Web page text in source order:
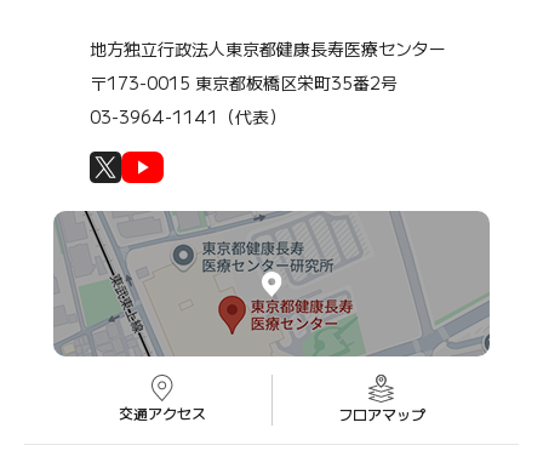
地方独立行政法人東京都健康長寿医療センター
〒173-0015 東京都板橋区栄町35番2号
03-3964-1141（代表）
交通アクセス フロアマップ